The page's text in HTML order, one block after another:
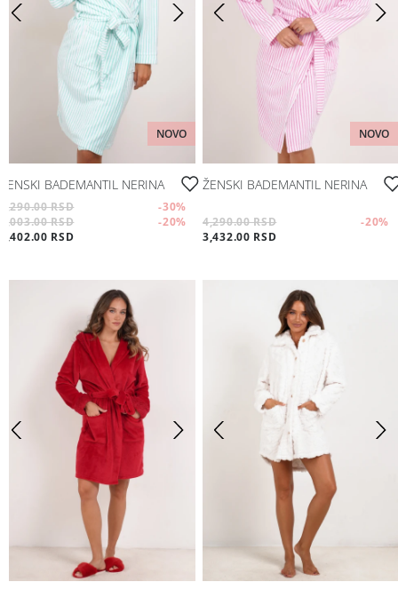
Aksesoari
Papuče i čarape
Moj nalog
Pratite nas
NOVO
ŽENSKI BADEMANTIL NERINA
4,290.00 RSD -30%
3,003.00 RSD
-20%
2,402.00 RSD
NOVO
ŽENSKI BADEMANTIL NERINA
4,290.00 RSD -20%
3,432.00 RSD